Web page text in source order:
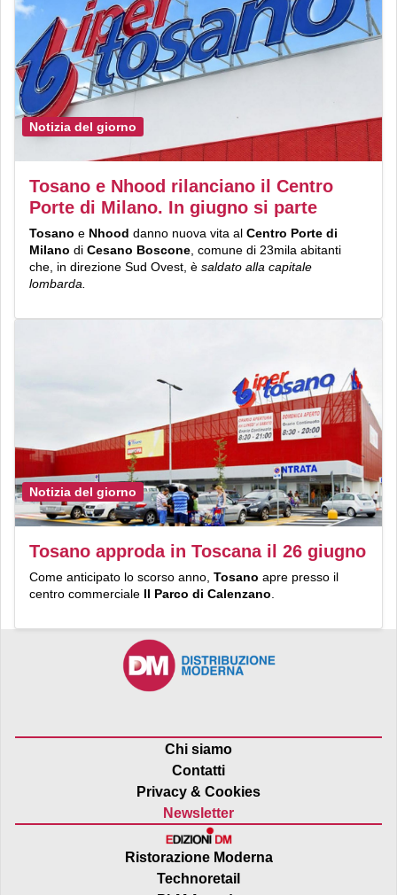
Notizia del giorno
Tosano e Nhood rilanciano il Centro
Porte di Milano. In giugno si parte
Tosano e Nhood danno nuova vita al Centro Porte di
Milano di Cesano Boscone , comune di 23mila abitanti
che, in direzione Sud Ovest, è saldato alla capitale
lombarda.
Notizia del giorno
Tosano approda in Toscana il 26 giugno
Come anticipato lo scorso anno, Tosano apre presso il
centro commerciale Il Parco di Calenzano
Chi siamo
Contatti
Privacy & Cookies
Newsletter
Ristorazione Moderna
Technoretail